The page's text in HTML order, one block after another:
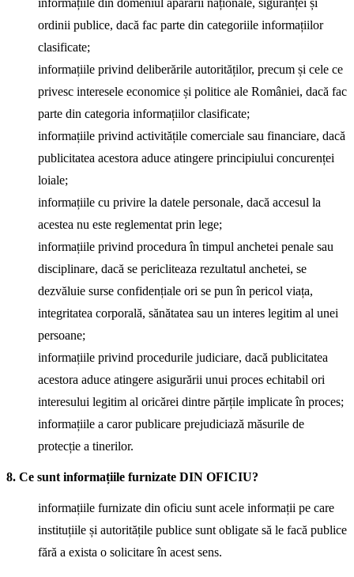
informațiile din domeniul apărării naționale, siguranței și
ordinii publice, dacă fac parte din categoriile informațiilor
clasificate;
informațiile privind deliberările autorităților, precum și cele ce
privesc interesele economice și politice ale României, dacă fac
parte din categoria informațiilor clasificate;
informațiile privind activitățile comerciale sau financiare, dacă
publicitatea acestora aduce atingere principiului concurenței
loiale;
informațiile cu privire la datele personale, dacă accesul la
acestea nu este reglementat prin lege;
informațiile privind procedura în timpul anchetei penale sau
disciplinare, dacă se pericliteaza rezultatul anchetei, se
dezvăluie surse confidențiale ori se pun în pericol viața,
integritatea corporală, sănătatea sau un interes legitim al unei
persoane;
informațiile privind procedurile judiciare, dacă publicitatea
acestora aduce atingere asigurării unui proces echitabil ori
interesului legitim al oricărei dintre părțile implicate în proces;
informațiile a caror publicare prejudiciază măsurile de
protecție a tinerilor.
8. Ce sunt informațiile furnizate DIN OFICIU?
informațiile furnizate din oficiu sunt acele informații pe care
instituțiile și autoritățile publice sunt obligate să le facă publice
fără a exista o solicitare în acest sens.